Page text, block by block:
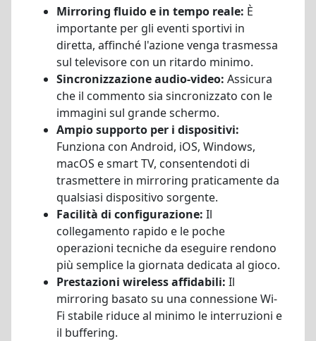
Mirroring fluido e in tempo reale: È
importante per gli eventi sportivi in
diretta, affinché l'azione venga trasmessa
sul televisore con un ritardo minimo.
Sincronizzazione audio-video: Assicura
che il commento sia sincronizzato con le
immagini sul grande schermo.
Ampio supporto per i dispositivi:
Funziona con Android, iOS, Windows,
macOS e smart TV, consentendoti di
trasmettere in mirroring praticamente da
qualsiasi dispositivo sorgente.
Facilità di configurazione: Il
collegamento rapido e le poche
operazioni tecniche da eseguire rendono
più semplice la giornata dedicata al gioco.
Prestazioni wireless affidabili: Il
mirroring basato su una connessione Wi-
Fi stabile riduce al minimo le interruzioni e
il buffering.